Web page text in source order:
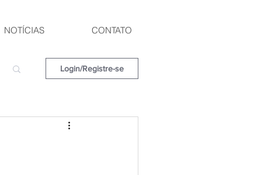
NOTÍCIAS CONTATO
Login/Registre-se